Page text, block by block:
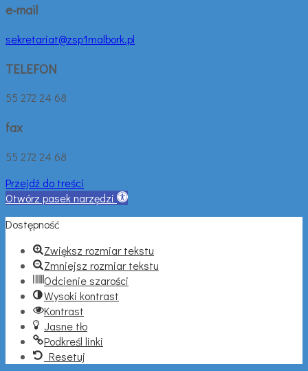
e-mail
sekretariat@zsp1malbork.pl
TELEFON
55 272 24 68
fax
55 272 24 68
Przejdź do treści
Otwórz pasek narzędzi
Dostępność
Zwiększ rozmiar tekstu
Zmniejsz rozmiar tekstu
Odcienie szarości
Wysoki kontrast
Kontrast
Jasne tło
Podkreśl linki
Resetuj